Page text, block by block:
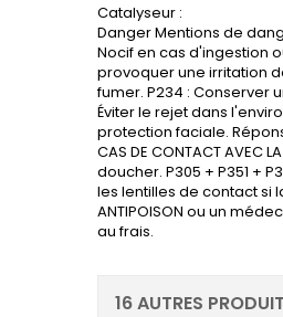
Catalyseur :
Danger Mentions de
Nocif en cas d'ingestion
provoquer une irritation
fumer. P234 : Conserver
Éviter le rejet dans
protection faciale. Réponse
CAS DE CONTACT
doucher. P305 + P351 +
les lentilles de contact si
ANTIPOISON ou un
au frais.
16 AUTRES